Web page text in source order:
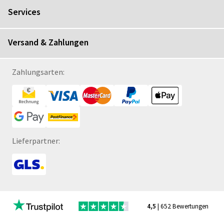
Services
Versand & Zahlungen
Zahlungsarten:
Lieferpartner:
4,5 | 652 Bewertungen